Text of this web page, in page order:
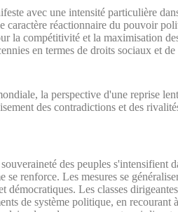
avec une intensité particulière
réactionnaire du pouvoir
la compétitivité et la maximisation
en termes de droits sociaux et
la perspective d'une reprise
des contradictions et des
des peuples s'intensifient
renforce. Les mesures se
démocratiques. Les classes
de système politique, en